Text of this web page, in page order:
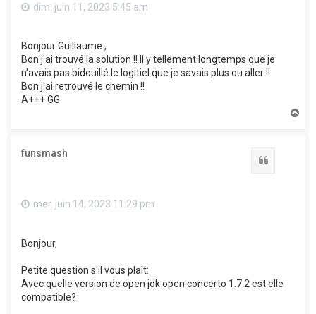
dim. juin 11, 2023 5:45 am
Bonjour Guillaume ,
Bon j'ai trouvé la solution !! Il y tellement longtemps que je
n'avais pas bidouillé le logitiel que je savais plus ou aller !!
Bon j'ai retrouvé le chemin !!
A+++ GG
funsmash
mer. juin 14, 2023 11:29 pm
Bonjour,
Petite question s'il vous plaît:
Avec quelle version de open jdk open concerto 1.7.2 est elle
compatible?